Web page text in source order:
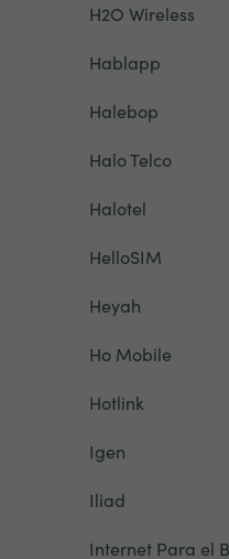
H2O Wireless
Hablapp
Halebop
Halo Telco
Halotel
HelloSIM
Heyah
Ho Mobile
Hotlink
Igen
Iliad
Internet Para el